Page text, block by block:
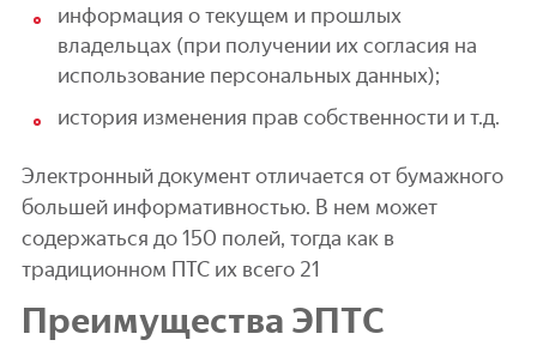
информация о текущем и прошлых
владельцах (при получении их согласия на
использование персональных данных);
история изменения прав собственности и т.д.
Электронный документ отличается от бумажного
большей информативностью. В нем может
содержаться до 150 полей, тогда как в
традиционном ПТС их всего 21
Преимущества ЭПТС